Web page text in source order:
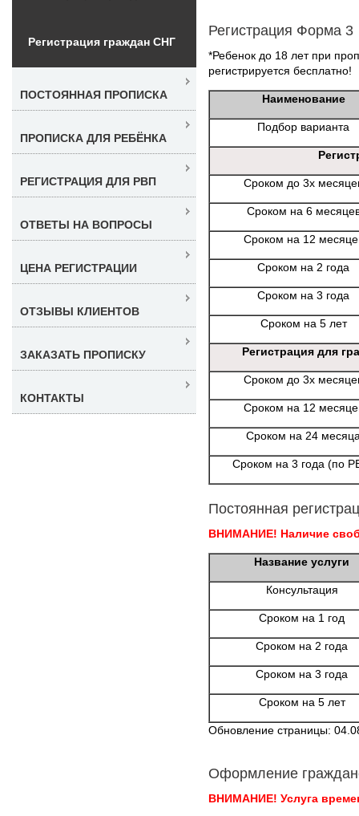
Регистрация Форма 3
*Ребенок до 18 лет при
регистрируется бесплатно!
Наименование
Подбор варианта
Сроком до 3х
Сроком на 6
Сроком на 12
Сроком на 2 года
Сроком на 3 года
Сроком на 5 лет
Регистрация для
Сроком до 3х
Сроком на 12
Сроком на 24
Сроком на 3 года (по
Постоянная
ВНИМАНИЕ! Наличие
Название услуги
Консультация
Сроком на 1 год
Сроком на 2 года
Сроком на 3 года
Сроком на 5 лет
Обновление страницы:
Оформление
ВНИМАНИЕ! Услуга
Регистрация граждан СНГ
ПОСТОЯННАЯ ПРОПИСКА
ПРОПИСКА ДЛЯ РЕБЁНКА
РЕГИСТРАЦИЯ ДЛЯ РВП
ОТВЕТЫ НА ВОПРОСЫ
ЦЕНА РЕГИСТРАЦИИ
ОТЗЫВЫ КЛИЕНТОВ
ЗАКАЗАТЬ ПРОПИСКУ
КОНТАКТЫ